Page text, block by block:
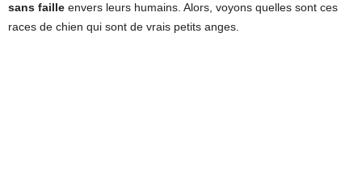
sans faille envers leurs humains. Alors, voyons quelles sont ces
races de chien qui sont de vrais petits anges.